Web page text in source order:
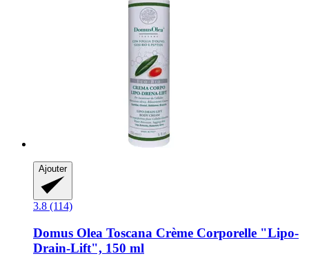
Ajouter
3.8 (114)
Domus Olea Toscana Crème Corporelle "Lipo-​
Drain-​Lift", 150 ml